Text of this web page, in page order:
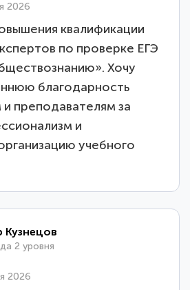
2026
квалификации
по проверке ЕГЭ
Хочу
благодарность
преподавателям за
и
учебного
Кузнецов
2 уровня
2026